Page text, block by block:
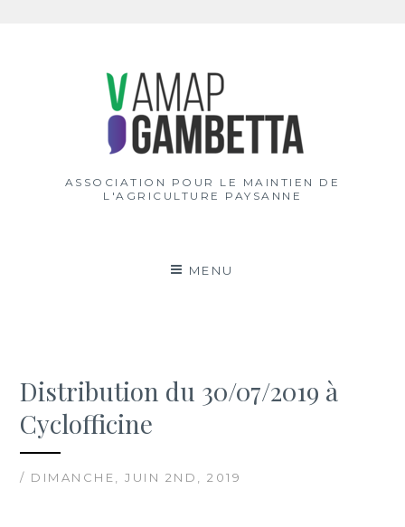
ASSOCIATION POUR LE MAINTIEN DE
L'AGRICULTURE PAYSANNE
MENU
Distribution du 30/07/2019 à
Cyclofficine
/ DIMANCHE, JUIN 2ND, 2019